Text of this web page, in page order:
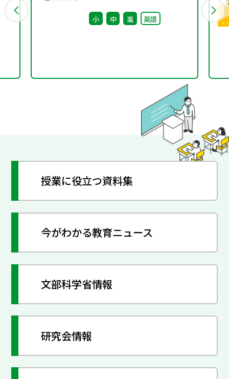
回） 配付資料
小 中 高 英語
授業に役立つ資料集
今がわかる教育ニュース
文部科学省情報
研究会情報